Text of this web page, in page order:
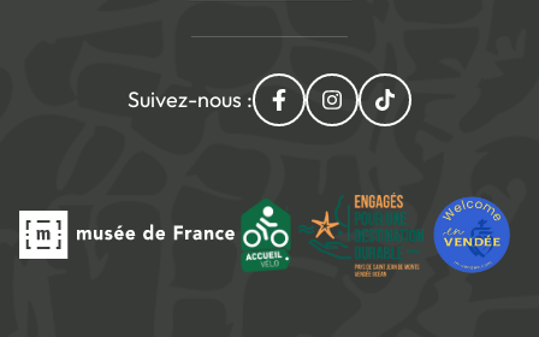
Suivez-nous : Lien vers le compte
Lien vers le compte
Lien vers le